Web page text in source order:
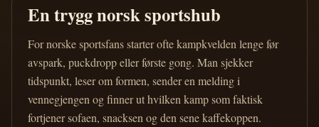
En trygg norsk sportshub
For norske sportsfans starter ofte kampkvelden lenge før
avspark, puckdropp eller første gong. Man sjekker
tidspunkt, leser om formen, sender en melding i
vennegjengen og finner ut hvilken kamp som faktisk
fortjener sofaen, snacksen og den sene kaffekoppen.